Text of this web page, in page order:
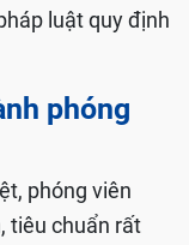
luật quy định
phóng
phóng viên
tiêu chuẩn rất